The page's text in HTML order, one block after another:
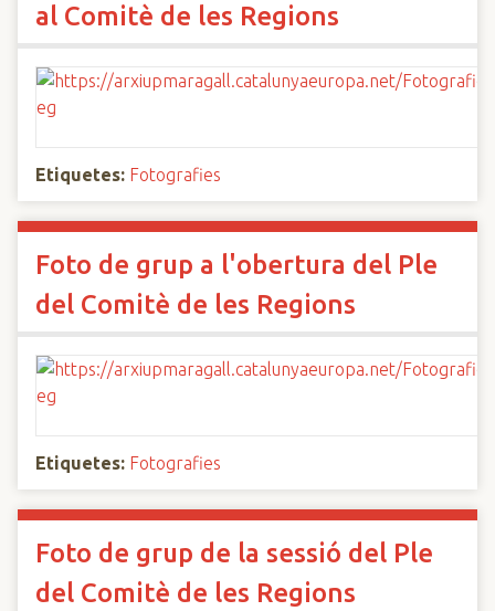
al Comitè de les Regions
Etiquetes: Fotografies
Foto de grup a l'obertura del Ple
del Comitè de les Regions
Etiquetes: Fotografies
Foto de grup de la sessió del Ple
del Comitè de les Regions